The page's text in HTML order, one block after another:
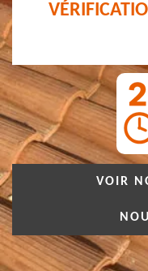
VOIR